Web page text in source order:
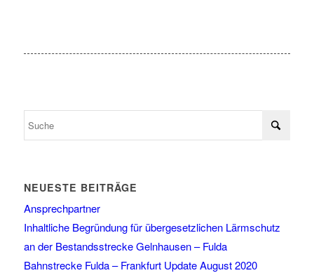
NEUESTE BEITRÄGE
Ansprechpartner
Inhaltliche Begründung für übergesetzlichen Lärmschutz
an der Bestandsstrecke Gelnhausen – Fulda
Bahnstrecke Fulda – Frankfurt Update August 2020